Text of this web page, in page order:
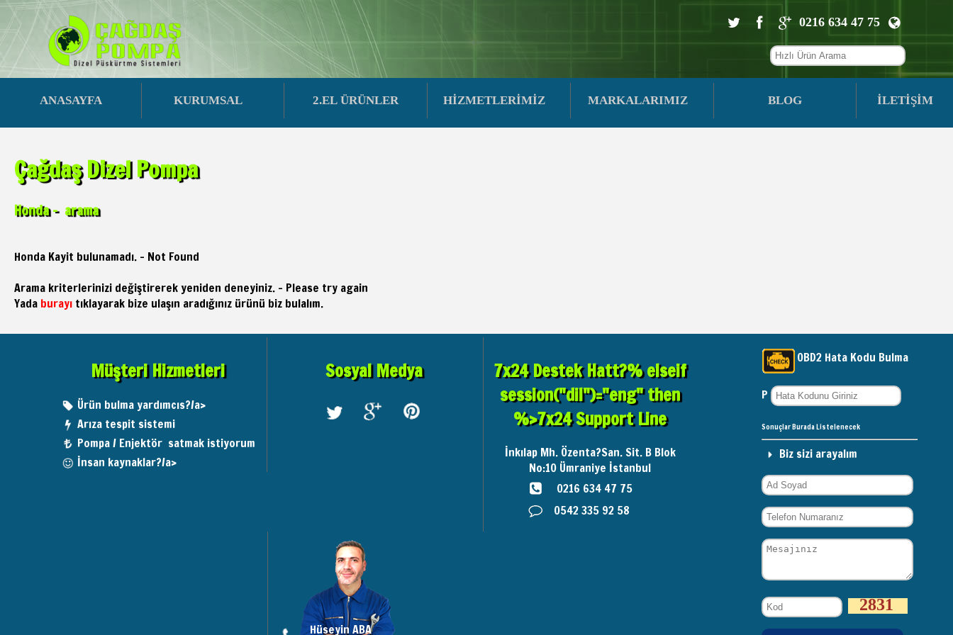
0216 634 47 75
ANASAYFA KURUMSAL 2.EL ÜRÜNLER HİZMETLERİMİZ MARKALARIMIZ BLOG İLETİŞİM
Çağdaş Dizel Pompa
Honda - arama
Honda Kayit bulunamadı. - Not Found
Arama kriterlerinizi değiştirerek yeniden deneyiniz. - Please try again
Yada burayı tıklayarak bize ulaşın aradığınız ürünü biz bulalım.
OBD2 Hata Kodu Bulma
P
Sonuçlar Burada Listelenecek
Biz sizi arayalım
2831
Müşteri Hizmetleri
Ürün bulma yardımcıs?/a>
Arıza tespit sistemi
Pompa / Enjektör satmak istiyorum
İnsan kaynaklar?/a>
Sosyal Medya
7x24 Destek Hatt?% elseif
session("dil")="eng" then
%>7x24 Support Line
İnkılap Mh. Özenta?San. Sit. B Blok
No:10 Ümraniye İstanbul
0216 634 47 75
0542 335 92 58
Hüseyin ABA